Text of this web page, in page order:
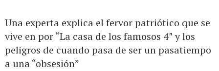
Una experta explica el fervor patriótico que se
vive en por “La casa de los famosos 4″ y los
peligros de cuando pasa de ser un pasatiempo
a una “obsesión”